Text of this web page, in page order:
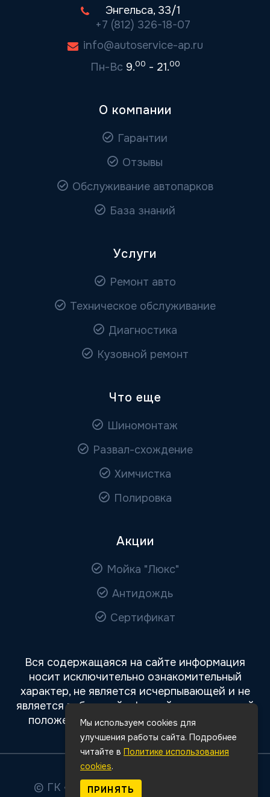
Энгельса, 33/1
+7 (812) 326-18-07
info@autoservice-ap.ru
Пн-Вс 9.00 - 21.00
О компании
Гарантии
Отзывы
Обслуживание автопарков
База знаний
Услуги
Ремонт авто
Техническое обслуживание
Диагностика
Кузовной ремонт
Что еще
Шиномонтаж
Развал-схождение
Химчистка
Полировка
Акции
Мойка "Люкс"
Антидождь
Сертификат
Вся содержащаяся на сайте информация
носит исключительно ознакомительный
характер, не является исчерпывающей и не
является публичной офертой, определяемой
положениями статьи 437 Гражданского
кодекса РФ.
© ГК «Авто Премиум»
Мы используем cookies для
улучшения работы сайта. Подробнее
читайте в Политике использования
cookies.
ПРИНЯТЬ